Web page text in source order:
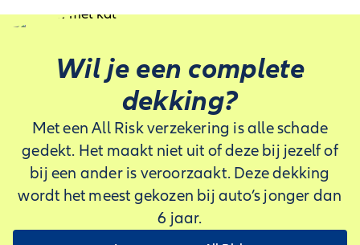
Wil je een complete
dekking?
Met een All Risk verzekering is alle schade
gedekt. Het maakt niet uit of deze bij jezelf of
bij een ander is veroorzaakt. Deze dekking
wordt het meest gekozen bij auto’s jonger dan
6 jaar.